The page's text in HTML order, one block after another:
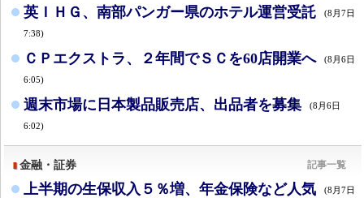
英ＩＨＧ、南部パンガー県のホテル運営受託 (8月7日
7:38)
ＣＰエクストラ、２年間でＳＣを60店開業へ (8月6日
6:05)
週末市場に日本製品販売店、出品者を募集 (8月6日
6:02)
金融・証券 記事一覧
上半期の生保収入５％増、年金保険など人気 (8月7日